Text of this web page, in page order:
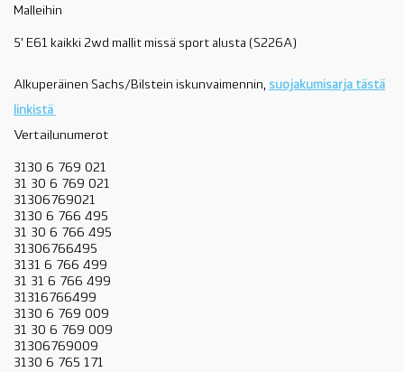
Malleihin
5' E61 kaikki 2wd mallit missä sport alusta (S226A)
Alkuperäinen Sachs/Bilstein iskunvaimennin, suojakumisarja tästä
linkistä
Vertailunumerot
3130 6 769 021
31 30 6 769 021
31306769021
3130 6 766 495
31 30 6 766 495
31306766495
3131 6 766 499
31 31 6 766 499
31316766499
3130 6 769 009
31 30 6 769 009
31306769009
3130 6 765 171